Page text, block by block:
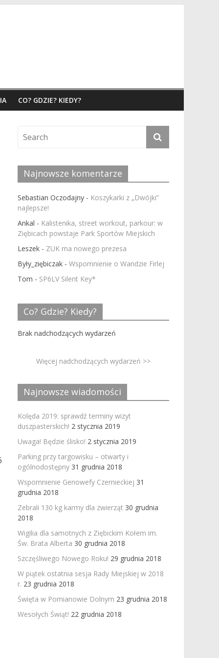
CO? GDZIE? KIEDY?
Najnowsze komentarze
Sebastian Oczodajny - Koszykarki z „Dwójki”
najlepsze!
Ankal - Kalistenika, street workout, parkour: w
Ziębicach powstaje Park Sportów Miejskich
Leszek - ZUK ma nowego prezesa
Były_ziębiczak - Wspomnienie o Wandzie Firlej
Tom - SP6LV Silent Key*
Co? Gdzie? Kiedy?
Brak nadchodzących wydarzeń
Więcej nadchodzących wydarzeń >>
Najnowsze wiadomości
Kolęda 2019: sprawdź terminy wizyt
duszpasterskich! 2 stycznia 2019
Uwaga! Będzie ślisko! 2 stycznia 2019
Parking przy targowisku – otwarty i
ogólnodostępny 31 grudnia 2018
Wspomnienie Genowefy Czernieckiej 31
grudnia 2018
Zebrali 130 kg karmy dla zwierząt 30 grudnia
2018
Wigilia dla samotnych z Ziębickim Kołem im.
Św. Brata Alberta 30 grudnia 2018
Szczęśliwego Nowego Roku! 29 grudnia 2018
W piątek ostatnia sesja Rady Miejskiej w 2018
r. 23 grudnia 2018
Święta w Pomianowie Dolnym 23 grudnia 2018
Wesołych Świąt! 22 grudnia 2018